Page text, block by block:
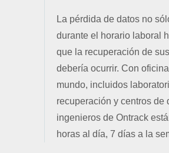
La pérdida de datos no
durante el horario laboral
que la recuperación de
debería ocurrir. Con
mundo, incluidos
recuperación y centros de
ingenieros de Ontrack
horas al día, 7 días a la